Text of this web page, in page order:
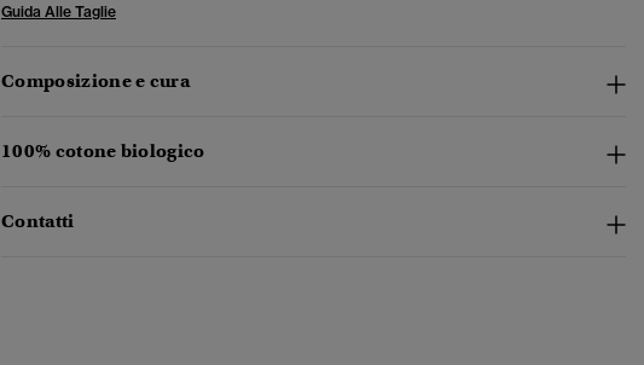
Guida Alle Taglie
Composizione e cura
100% cotone biologico
Contatti